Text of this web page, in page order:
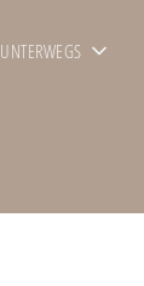
UNTERWEGS